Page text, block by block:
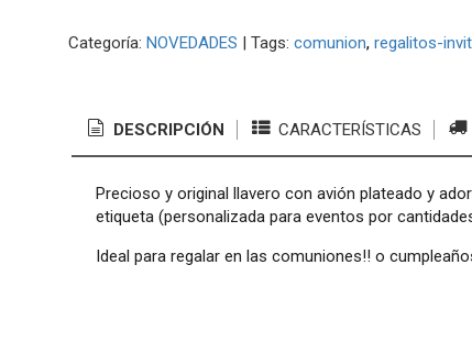
Categoría: NOVEDADES | Tags: comunion regalitos-
DESCRIPCIÓN CARACTERÍSTICAS
Precioso y original llavero con avión plateado y
etiqueta (personalizada para eventos por
Ideal para regalar en las comuniones!! o